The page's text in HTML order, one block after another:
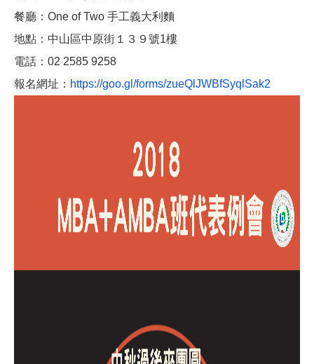
餐廳：One of Two 手工義大利麵
地點：中山區中原街１３９號1樓
電話：02 2585 9258
報名網址： https://goo.gl/forms/zueQ lJWBfSyqlSak2